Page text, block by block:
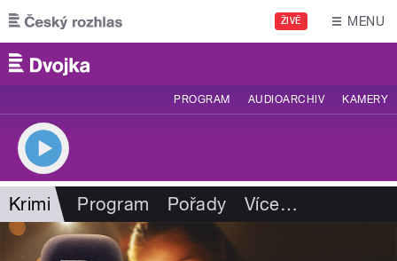
Přejít k hlavnímu obsahu
ŽIVĚ MENU
PROGRAM AUDIOARCHIV KAMERY
Krimi Program Pořady Více…